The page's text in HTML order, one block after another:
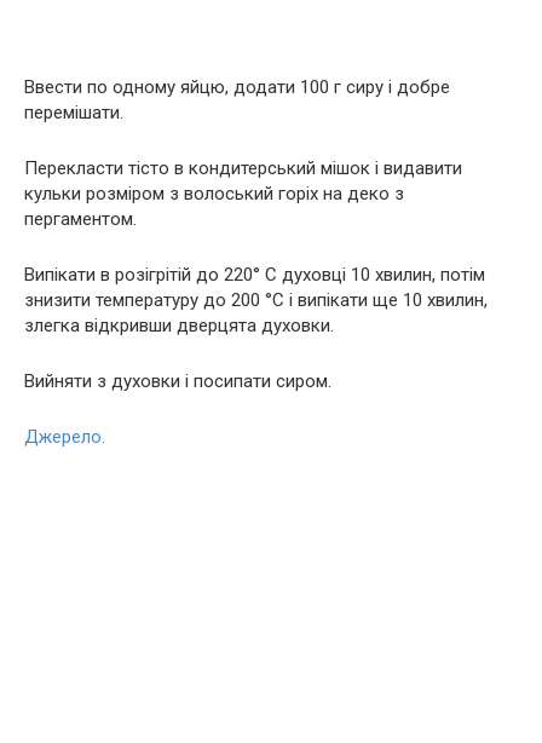
Ввести по одному яйцю, додати 100 г сиру і добре
перемішати.
Перекласти тісто в кондитерський мішок і видавити
кульки розміром з волоський горіх на деко з
пергаментом.
Випікати в розігрітій до 220° С духовці 10 хвилин, потім
знизити температуру до 200 °С і випікати ще 10 хвилин,
злегка відкривши дверцята духовки.
Вийняти з духовки і посипати сиром.
Джерело.